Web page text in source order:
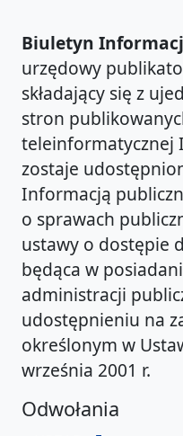
Biuletyn
urzędowy
składający się z
stron
teleinformatycznej
zostaje
Informacją
o sprawach
ustawy o dostępie
będąca w
administracji
udostępnieniu na
określonym w
września 2001 r.
Odwołania